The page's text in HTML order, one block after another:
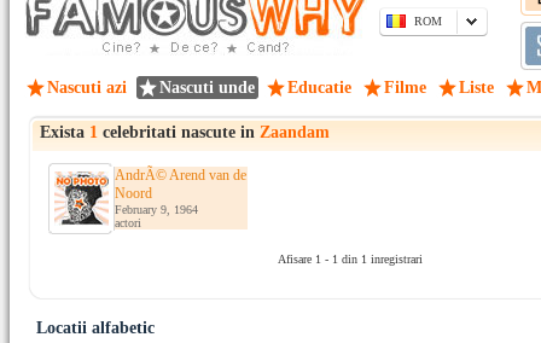
ROM
Nascuti azi Nascuti unde Educatie Filme Liste
Exista 1 celebritati nascute in Zaandam
AndrÃ© Arend van de
Noord
February 9, 1964
actori
Afisare 1 - 1 din 1 inregistrari
Locatii alfabetic